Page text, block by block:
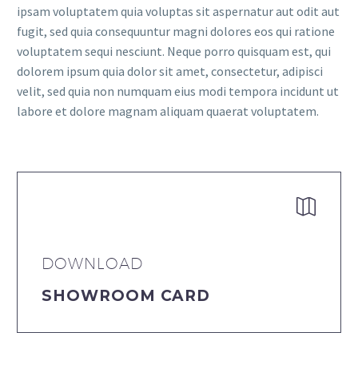
ipsam voluptatem quia voluptas sit aspernatur aut odit aut
fugit, sed quia consequuntur magni dolores eos qui ratione
voluptatem sequi nesciunt. Neque porro quisquam est, qui
dolorem ipsum quia dolor sit amet, consectetur, adipisci
velit, sed quia non numquam eius modi tempora incidunt ut
labore et dolore magnam aliquam quaerat voluptatem.


DOWNLOAD
SHOWROOM CARD